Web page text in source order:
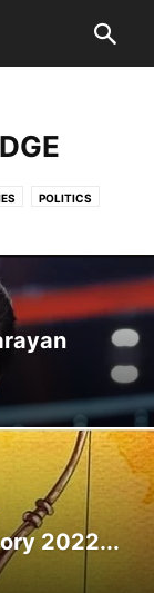
POLITICS
2022...